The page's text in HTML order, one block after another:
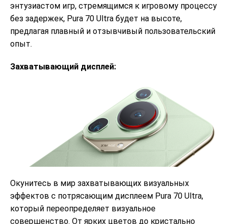
энтузиастом игр, стремящимся к игровому процессу
без задержек, Pura 70 Ultra будет на высоте,
предлагая плавный и отзывчивый пользовательский
опыт.
Захватывающий дисплей:
Окунитесь в мир захватывающих визуальных
эффектов с потрясающим дисплеем Pura 70 Ultra,
который переопределяет визуальное
совершенство. От ярких цветов до кристально